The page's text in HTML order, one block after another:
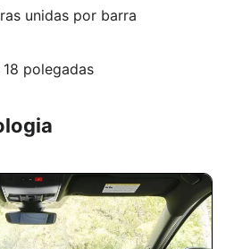
unidas por barra
polegadas